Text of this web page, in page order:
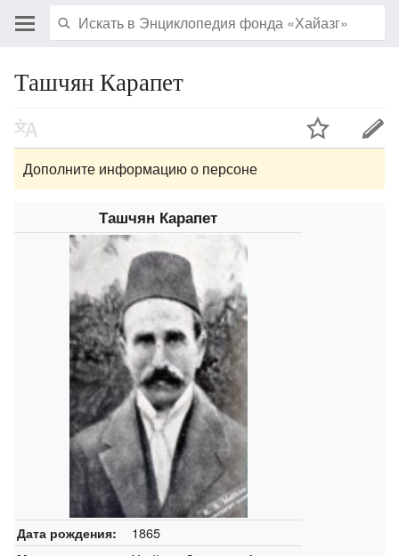
Ташчян Карапет
Дополните информацию о персоне
Ташчян Карапет
Дата рождения: 1865